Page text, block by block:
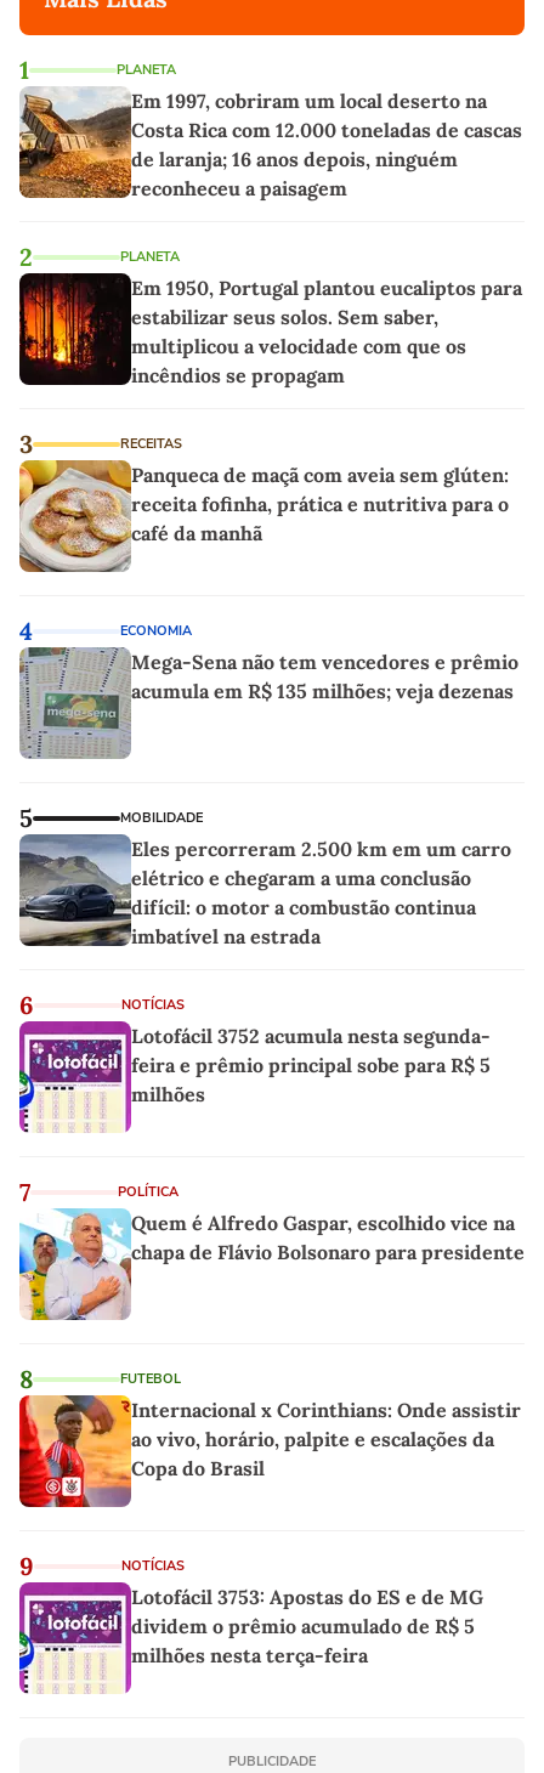
1 PLANETA
Em 1997, cobriram um local deserto na
Costa Rica com 12.000 toneladas de cascas
de laranja; 16 anos depois, ninguém
reconheceu a paisagem
2 PLANETA
Em 1950, Portugal plantou eucaliptos para
estabilizar seus solos. Sem saber,
multiplicou a velocidade com que os
incêndios se propagam
3 RECEITAS
Panqueca de maçã com aveia sem glúten:
receita fofinha, prática e nutritiva para o
café da manhã
4 ECONOMIA
Mega-Sena não tem vencedores e prêmio
acumula em R$ 135 milhões; veja dezenas
5 MOBILIDADE
Eles percorreram 2.500 km em um carro
elétrico e chegaram a uma conclusão
difícil: o motor a combustão continua
imbatível na estrada
6 NOTÍCIAS
Lotofácil 3752 acumula nesta segunda-
feira e prêmio principal sobe para R$ 5
milhões
7 POLÍTICA
Quem é Alfredo Gaspar, escolhido vice na
chapa de Flávio Bolsonaro para presidente
8 FUTEBOL
Internacional x Corinthians: Onde assistir
ao vivo, horário, palpite e escalações da
Copa do Brasil
9 NOTÍCIAS
Lotofácil 3753: Apostas do ES e de MG
dividem o prêmio acumulado de R$ 5
milhões nesta terça-feira
PUBLICIDADE